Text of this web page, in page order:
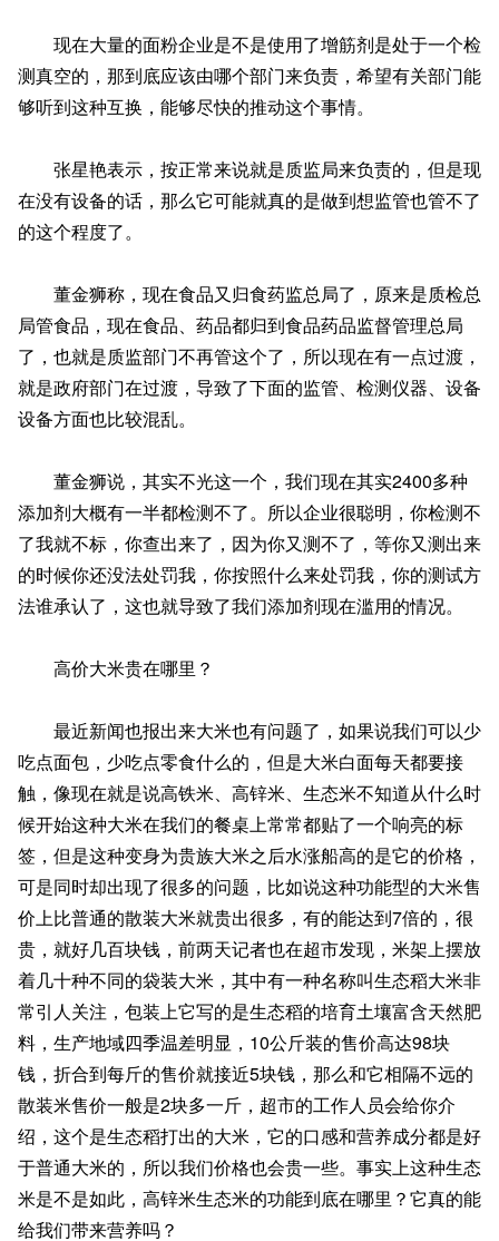
现在大量的面粉企业是不是使用了增筋剂是处于一个检
测真空的，那到底应该由哪个部门来负责，希望有关部门能
够听到这种互换，能够尽快的推动这个事情。
张星艳表示，按正常来说就是质监局来负责的，但是现
在没有设备的话，那么它可能就真的是做到想监管也管不了
的这个程度了。
董金狮称，现在食品又归食药监总局了，原来是质检总
局管食品，现在食品、药品都归到食品药品监督管理总局
了，也就是质监部门不再管这个了，所以现在有一点过渡，
就是政府部门在过渡，导致了下面的监管、检测仪器、设备
设备方面也比较混乱。
董金狮说，其实不光这一个，我们现在其实2400多种
添加剂大概有一半都检测不了。所以企业很聪明，你检测不
了我就不标，你查出来了，因为你又测不了，等你又测出来
的时候你还没法处罚我，你按照什么来处罚我，你的测试方
法谁承认了，这也就导致了我们添加剂现在滥用的情况。
高价大米贵在哪里？
最近新闻也报出来大米也有问题了，如果说我们可以少
吃点面包，少吃点零食什么的，但是大米白面每天都要接
触，像现在就是说高铁米、高锌米、生态米不知道从什么时
候开始这种大米在我们的餐桌上常常都贴了一个响亮的标
签，但是这种变身为贵族大米之后水涨船高的是它的价格，
可是同时却出现了很多的问题，比如说这种功能型的大米售
价上比普通的散装大米就贵出很多，有的能达到7倍的，很
贵，就好几百块钱，前两天记者也在超市发现，米架上摆放
着几十种不同的袋装大米，其中有一种名称叫生态稻大米非
常引人关注，包装上它写的是生态稻的培育土壤富含天然肥
料，生产地域四季温差明显，10公斤装的售价高达98块
钱，折合到每斤的售价就接近5块钱，那么和它相隔不远的
散装米售价一般是2块多一斤，超市的工作人员会给你介
绍，这个是生态稻打出的大米，它的口感和营养成分都是好
于普通大米的，所以我们价格也会贵一些。事实上这种生态
米是不是如此，高锌米生态米的功能到底在哪里？它真的能
给我们带来营养吗？